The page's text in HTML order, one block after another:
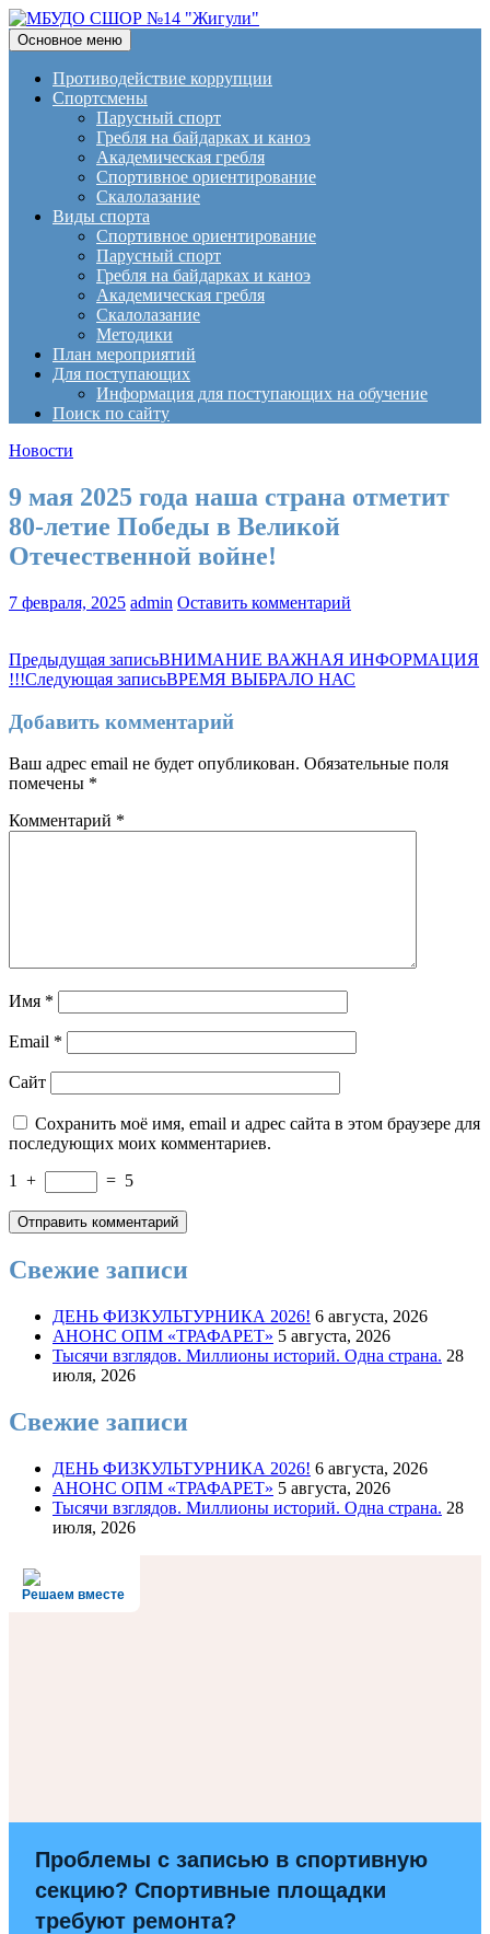
МБУДО СШОР №14
"Жигули"
Поиск
Основное меню Перейти
к
содержимому
Противодействие коррупции
Спортсмены
Парусный спорт
Гребля на байдарках и каноэ
Академическая гребля
Спортивное ориентирование
Скалолазание
Виды спорта
Спортивное ориентирование
Парусный спорт
Гребля на байдарках и каноэ
Академическая гребля
Скалолазание
Методики
План мероприятий
Для поступающих
Информация для поступающих на обучение
Поиск по сайту
Новости
9 мая 2025 года наша страна отметит
80-летие Победы в Великой
Отечественной войне!
7 февраля, 2025 admin Оставить комментарий
Навигация
по
записям
Предыдущая записьВНИМАНИЕ ВАЖНАЯ ИНФОРМАЦИЯ
!!!Следующая записьВРЕМЯ ВЫБРАЛО НАС
Добавить комментарий
Ваш адрес email не будет опубликован. Обязательные поля
помечены *
Комментарий *
Имя *
Email *
Сайт
Сохранить моё имя, email и адрес сайта в этом браузере для
последующих моих комментариев.
1
+ = 5
Свежие записи
ДЕНЬ ФИЗКУЛЬТУРНИКА 2026! 6 августа, 2026
АНОНС ОПМ «ТРАФАРЕТ» 5 августа, 2026
Тысячи взглядов. Миллионы историй. Одна страна. 28
июля, 2026
Свежие записи
ДЕНЬ ФИЗКУЛЬТУРНИКА 2026! 6 августа, 2026
АНОНС ОПМ «ТРАФАРЕТ» 5 августа, 2026
Тысячи взглядов. Миллионы историй. Одна страна. 28
июля, 2026
Решаем вместе
Проблемы с записью в спортивную
секцию? Спортивные площадки
требуют ремонта?